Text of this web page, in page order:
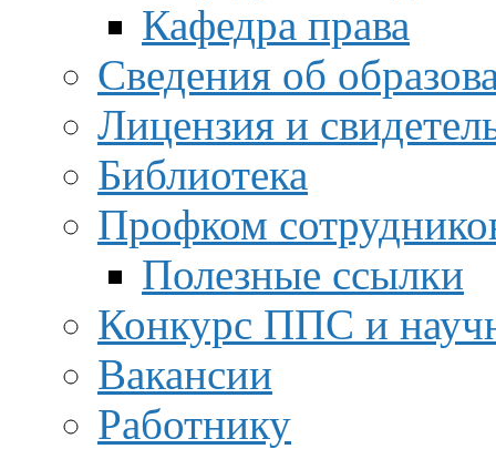
Кафедра права
Сведения об
Лицензия и
Библиотека
Профком
Полезные ссылки
Конкурс ППС и
Вакансии
Работнику